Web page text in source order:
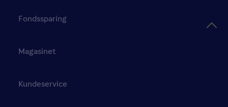
Fondssparing
Magasinet
Kundeservice